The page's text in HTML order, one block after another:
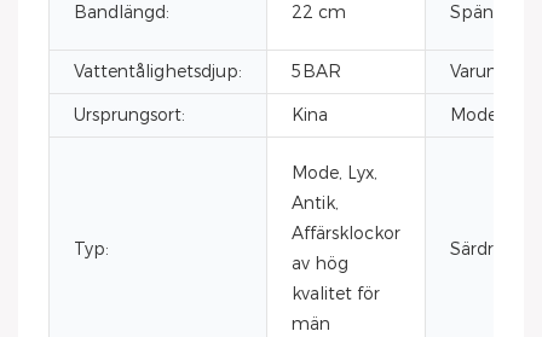
Bandlängd: 22 cm
Vattentålighetsdjup: 5BAR
Varumärke:
Ursprungsort:
Kina
Typ:
Mode, Lyx,
Antik,
Affärsklockor
av hög
kvalitet för
män
Särdrag: